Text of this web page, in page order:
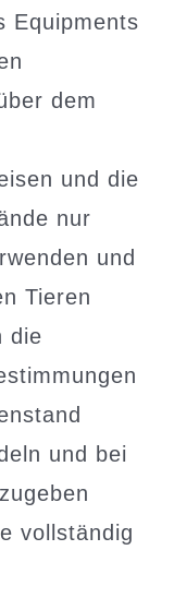
Equipments
dem
und die
nur
und
Tieren
die
und bei
vollständig